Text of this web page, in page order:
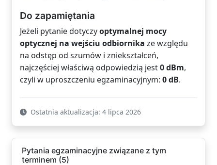
Do zapamiętania
Jeżeli pytanie dotyczyoptymalnej mocy
optycznej na wejściu odbiornika ze względu
na odstęp od szumów i zniekształceń,
najczęściej właściwą odpowiedzią jest0 dBm,
czyli w uproszczeniu egzaminacyjnym: 0 dB.
Ostatnia aktualizacja: 4 lipca 2026
Pytania egzaminacyjne związane z tym
terminem (5)